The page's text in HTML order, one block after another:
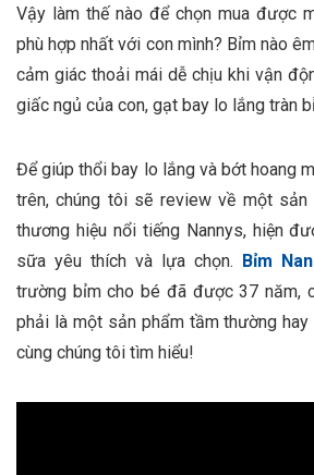
Vậy làm thế nào để chọn mua được
phù hợp nhất với con mình? Bỉm nào
cảm giác thoải mái dễ chịu khi vận
giấc ngủ của con, gạt bay lo lắng tràn
Để giúp thổi bay lo lắng và bớt hoang
trên, chúng tôi sẽ review về một
thương hiệu nổi tiếng Nannys, hiện
sữa yêu thích và lựa chọn.
Bỉm
trường bỉm cho bé đã được 37 năm,
phải là một sản phẩm tầm thường
cùng chúng tôi tìm hiểu!